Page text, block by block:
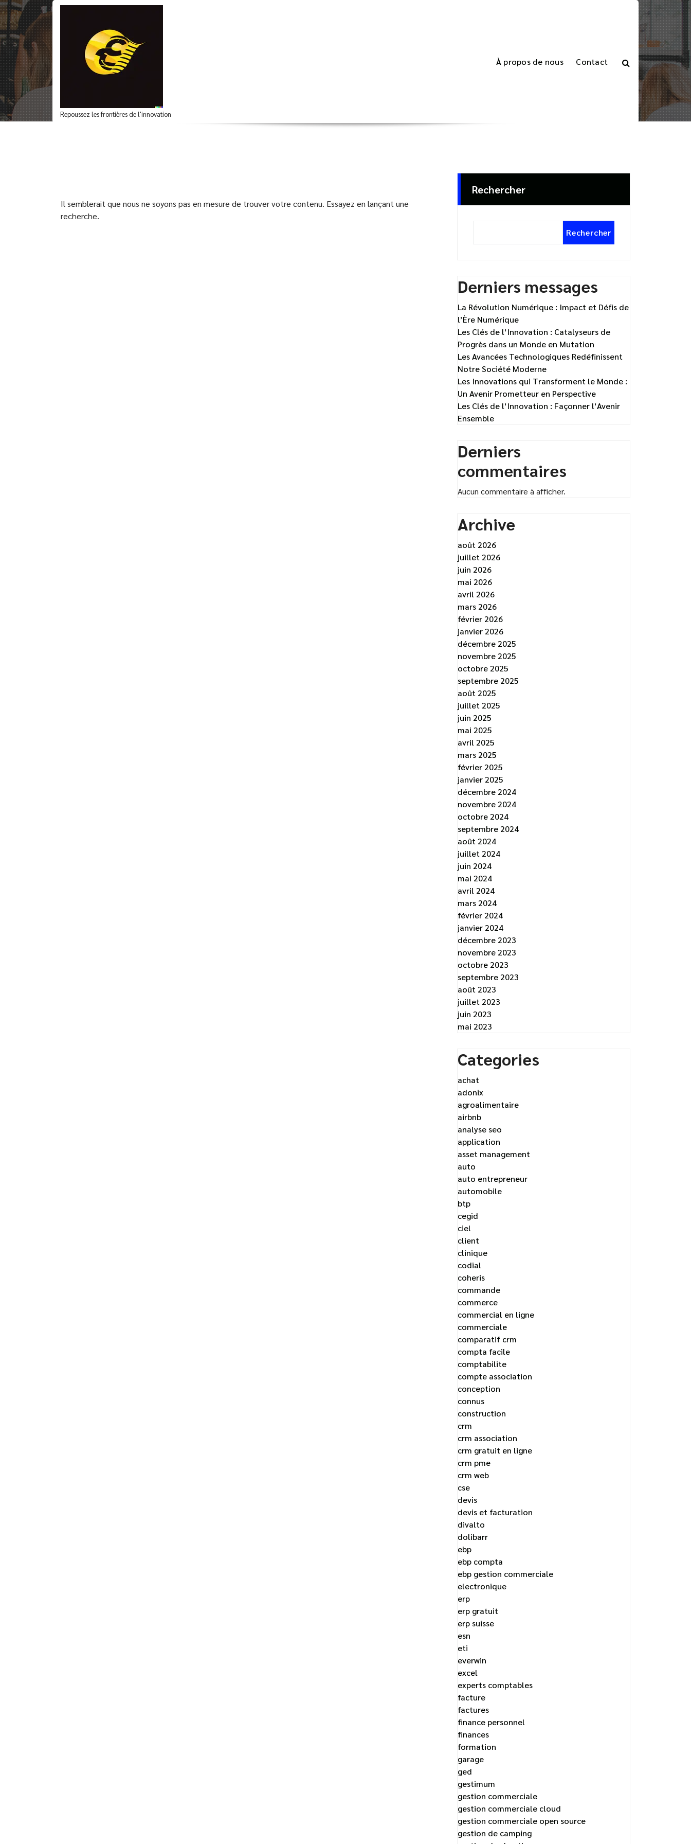
Aller
au
contenu
Repoussez les frontières de l'innovation
À propos de nous Contact
Il semblerait que nous ne soyons pas en mesure de trouver votre contenu. Essayez en lançant une
recherche.
Rechercher
Rechercher
Derniers messages
La Révolution Numérique : Impact et Défis de
l’Ère Numérique
Les Clés de l’Innovation : Catalyseurs de
Progrès dans un Monde en Mutation
Les Avancées Technologiques Redéfinissent
Notre Société Moderne
Les Innovations qui Transforment le Monde :
Un Avenir Prometteur en Perspective
Les Clés de l’Innovation : Façonner l’Avenir
Ensemble
Derniers
commentaires
Aucun commentaire à afficher.
Archive
août 2026
juillet 2026
juin 2026
mai 2026
avril 2026
mars 2026
février 2026
janvier 2026
décembre 2025
novembre 2025
octobre 2025
septembre 2025
août 2025
juillet 2025
juin 2025
mai 2025
avril 2025
mars 2025
février 2025
janvier 2025
décembre 2024
novembre 2024
octobre 2024
septembre 2024
août 2024
juillet 2024
juin 2024
mai 2024
avril 2024
mars 2024
février 2024
janvier 2024
décembre 2023
novembre 2023
octobre 2023
septembre 2023
août 2023
juillet 2023
juin 2023
mai 2023
Categories
achat
adonix
agroalimentaire
airbnb
analyse seo
application
asset management
auto
auto entrepreneur
automobile
btp
cegid
ciel
client
clinique
codial
coheris
commande
commerce
commercial en ligne
commerciale
comparatif crm
compta facile
comptabilite
compte association
conception
connus
construction
crm
crm association
crm gratuit en ligne
crm pme
crm web
cse
devis
devis et facturation
divalto
dolibarr
ebp
ebp compta
ebp gestion commerciale
electronique
erp
erp gratuit
erp suisse
esn
eti
everwin
excel
experts comptables
facture
factures
finance personnel
finances
formation
garage
ged
gestimum
gestion commerciale
gestion commerciale cloud
gestion commerciale open source
gestion de camping